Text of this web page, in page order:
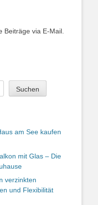
Beiträge via E-Mail.
Suchen
am See kaufen
mit Glas – Die
verzinkten
und Flexibilität